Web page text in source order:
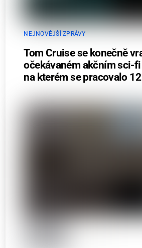
NEJNOVĚJŠÍ ZPRÁVY
Tom Cruise se konečně
očekávaném akčním sci-
na kterém se pracovalo